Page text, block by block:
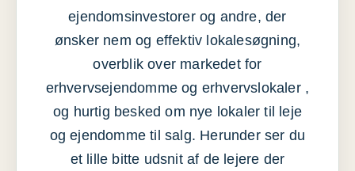
ejendomsinvestorer og andre, der
ønsker nem og effektiv lokalesøgning,
overblik over markedet for
erhvervsejendomme og erhvervslokaler ,
og hurtig besked om nye lokaler til leje
og ejendomme til salg. Herunder ser du
et lille bitte udsnit af de lejere der